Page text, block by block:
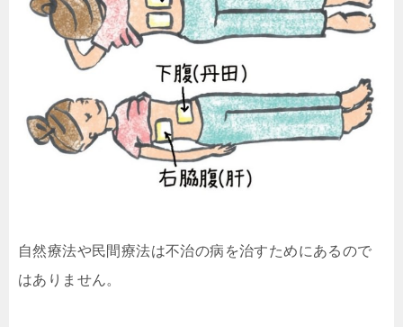
自然療法や民間療法は不治の病を治すためにあるので
はありません。